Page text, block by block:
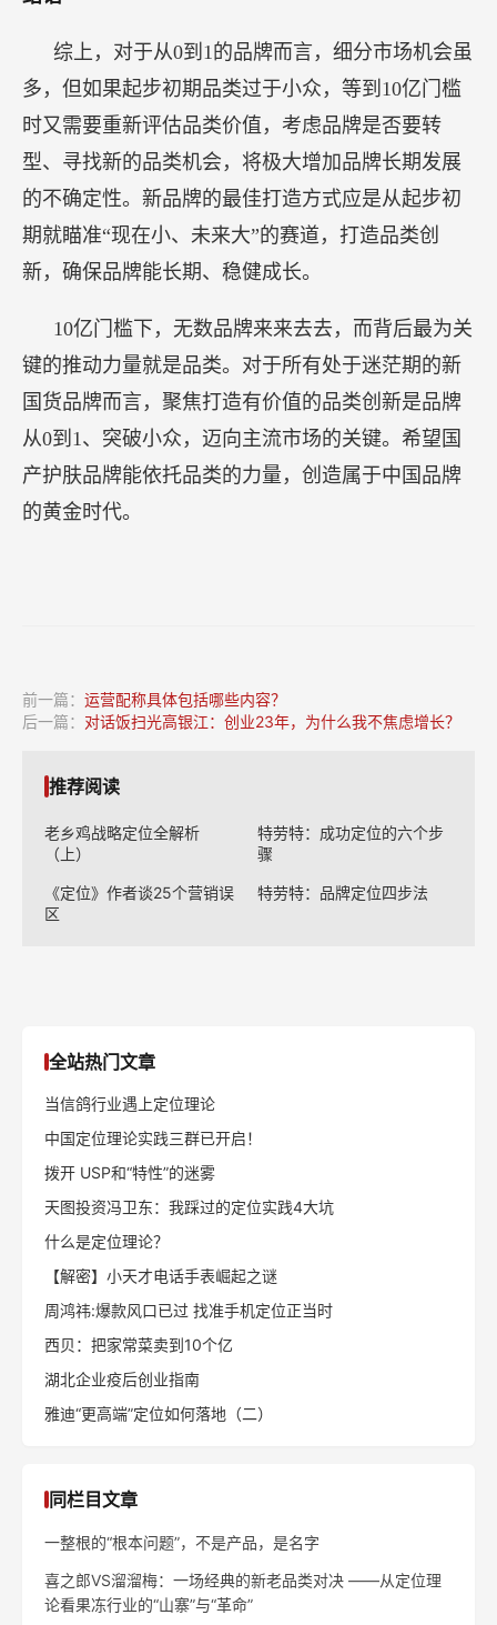
综上，对于从0到1的品牌而言，细分市场机会虽
多，但如果起步初期品类过于小众，等到10亿门槛
时又需要重新评估品类价值，考虑品牌是否要转
型、寻找新的品类机会，将极大增加品牌长期发展
的不确定性。新品牌的最佳打造方式应是从起步初
期就瞄准“现在小、未来大”的赛道，打造品类创
新，确保品牌能长期、稳健成长。
10亿门槛下，无数品牌来来去去，而背后最为关
键的推动力量就是品类。对于所有处于迷茫期的新
国货品牌而言，聚焦打造有价值的品类创新是品牌
从0到1、突破小众，迈向主流市场的关键。希望国
产护肤品牌能依托品类的力量，创造属于中国品牌
的黄金时代。
前一篇： 运营配称具体包括哪些内容？
后一篇： 对话饭扫光高银江：创业23年，为什么我不焦虑增长？
推荐阅读
老乡鸡战略定位全解析
（上）
特劳特：成功定位的六个步
骤
《定位》作者谈25个营销误
区
特劳特：品牌定位四步法
全站热门文章
当信鸽行业遇上定位理论
中国定位理论实践三群已开启！
拨开 USP和“特性”的迷雾
天图投资冯卫东：我踩过的定位实践4大坑
什么是定位理论？
【解密】小天才电话手表崛起之谜
周鸿祎:爆款风口已过 找准手机定位正当时
西贝：把家常菜卖到10个亿
湖北企业疫后创业指南
雅迪“更高端”定位如何落地（二）
同栏目文章
一整根的“根本问题”，不是产品，是名字
喜之郎VS溜溜梅：一场经典的新老品类对决 ——从定位理
论看果冻行业的“山寨”与“革命”